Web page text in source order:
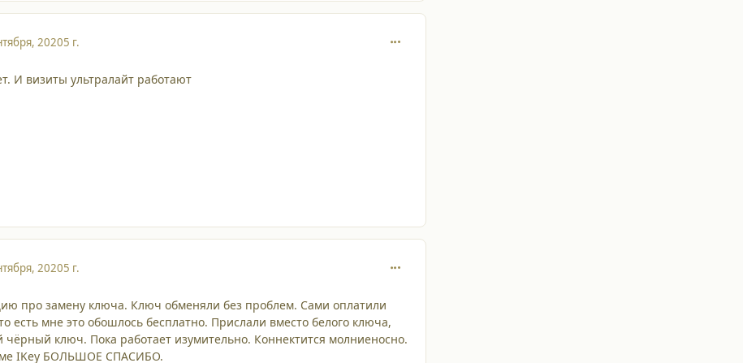
20205 г. comment_25825
И визиты ультралайт работают
20205 г. comment_25892
про замену ключа. Ключ обменяли без проблем. Сами оплатили
есть мне это обошлось бесплатно. Прислали вместо белого ключа,
чёрный ключ. Пока работает изумительно. Коннектится молниеносно.
IKey БОЛЬШОЕ СПАСИБО.